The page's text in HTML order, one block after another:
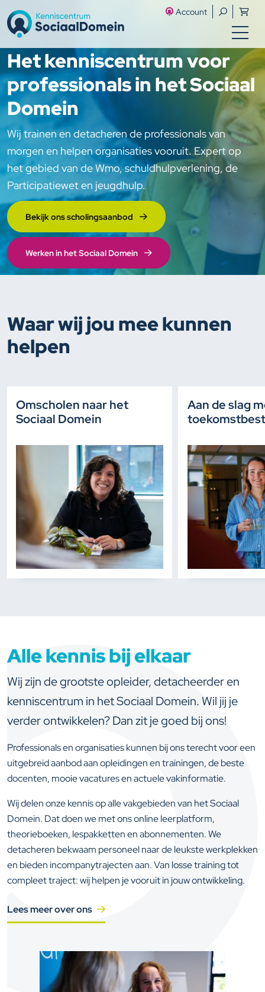
Account
Het kenniscentrum voor
professionals in het Sociaal
Domein
Wij trainen en detacheren de professionals van
morgen en helpen organisaties vooruit. Expert op
het gebied van de Wmo, schuldhulpverlening, de
Participatiewet en jeugdhulp.
Bekijk ons scholingsaanbod
Werken in het Sociaal Domein
Waar wij jou mee kunnen
helpen
Omscholen naar het
Sociaal Domein
Aan de slag
Alle kennis bij elkaar
Wij zijn de grootste opleider, detacheerder en
kenniscentrum in het Sociaal Domein. Wil jij je
verder ontwikkelen? Dan zit je goed bij ons!
Professionals en organisaties kunnen bij ons terecht voor een
uitgebreid aanbod aan opleidingen en trainingen, de beste
docenten, mooie vacatures en actuele vakinformatie.
Wij delen onze kennis op alle vakgebieden van het Sociaal
Domein. Dat doen we met ons online leerplatform,
theorieboeken, lespakketten en abonnementen. We
detacheren bekwaam personeel naar de leukste werkplekken
en bieden incompanytrajecten aan. Van losse training tot
compleet traject: wij helpen je vooruit in jouw ontwikkeling.
Lees meer over ons